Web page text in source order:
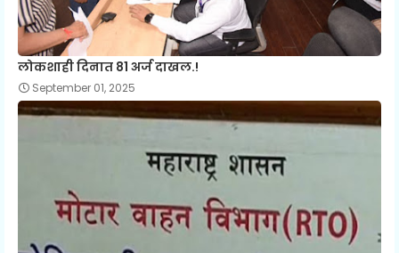
लोकशाही दिनात 81 अर्ज दाखल.!
September 01, 2025